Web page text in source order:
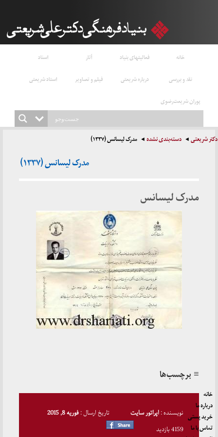
خانه فعالیتهای بنیاد آثار
اسناد
نقد و بررسی
درباره شریعتی فیلم و تصاویر
استاد شریعتی
پوران شریعت‌رضوی
دکتر شریعتی دسته‌بندی نشده مدرک لیسانس (۱۳۳۷)
مدرک لیسانس (۱۳۳۷)
مدرک لیسانس
≡ برچسب‌ها
نویسنده :اپراتور سایت تاریخ ارسال :فوریه 8, 2015
4159 بازدید
خانه
درباره ما
خرید پستی
تماس با ما